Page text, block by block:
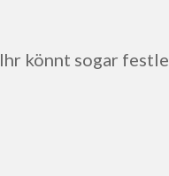
Ihr könnt sogar festlegen, ob eure Haare rechts oder links herum oder wechselnd